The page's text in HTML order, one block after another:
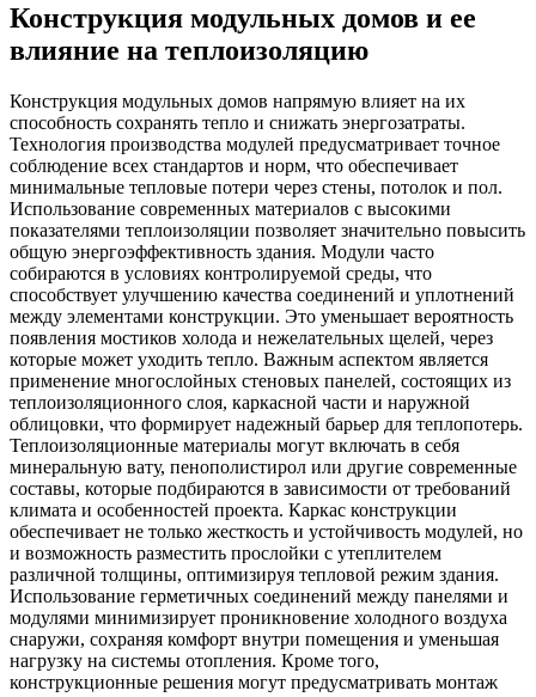
Конструкция модульных домов и ее
влияние на теплоизоляцию
Конструкция модульных домов напрямую влияет на их
способность сохранять тепло и снижать энергозатраты.
Технология производства модулей предусматривает точное
соблюдение всех стандартов и норм, что обеспечивает
минимальные тепловые потери через стены, потолок и пол.
Использование современных материалов с высокими
показателями теплоизоляции позволяет значительно повысить
общую энергоэффективность здания. Модули часто
собираются в условиях контролируемой среды, что
способствует улучшению качества соединений и уплотнений
между элементами конструкции. Это уменьшает вероятность
появления мостиков холода и нежелательных щелей, через
которые может уходить тепло. Важным аспектом является
применение многослойных стеновых панелей, состоящих из
теплоизоляционного слоя, каркасной части и наружной
облицовки, что формирует надежный барьер для теплопотерь.
Теплоизоляционные материалы могут включать в себя
минеральную вату, пенополистирол или другие современные
составы, которые подбираются в зависимости от требований
климата и особенностей проекта. Каркас конструкции
обеспечивает не только жесткость и устойчивость модулей, но
и возможность разместить прослойки с утеплителем
различной толщины, оптимизируя тепловой режим здания.
Использование герметичных соединений между панелями и
модулями минимизирует проникновение холодного воздуха
снаружи, сохраняя комфорт внутри помещения и уменьшая
нагрузку на системы отопления. Кроме того,
конструкционные решения могут предусматривать монтаж